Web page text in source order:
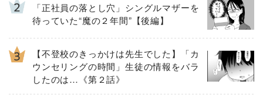
「正社員の落とし穴」シングルマザーを
待っていた“魔の２年間”【後編】
【不登校のきっかけは先生でした】「カ
ウンセリングの時間」生徒の情報をバラ
したのは…《第２話》